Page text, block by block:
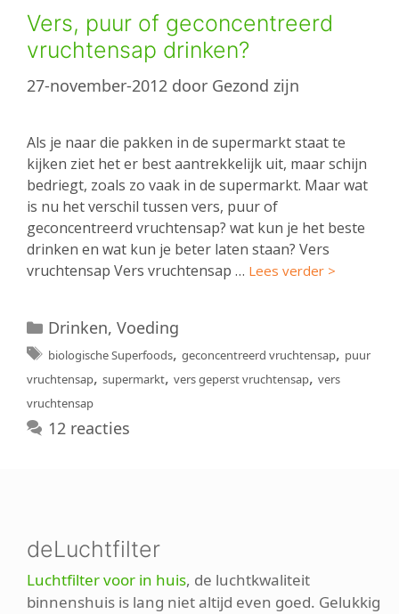
Vers, puur of geconcentreerd
vruchtensap drinken?
27-november-2012 door Gezond zijn
Als je naar die pakken in de supermarkt staat te
kijken ziet het er best aantrekkelijk uit, maar schijn
bedriegt, zoals zo vaak in de supermarkt. Maar wat
is nu het verschil tussen vers, puur of
geconcentreerd vruchtensap? wat kun je het beste
drinken en wat kun je beter laten staan? Vers
vruchtensap Vers vruchtensap … Lees verder >
Categorieën
Drinken, Voeding
Tags
biologische Superfoods, geconcentreerd vruchtensap, puur
vruchtensap, supermarkt, vers geperst vruchtensap, vers
vruchtensap
12 reacties
deLuchtfilter
Luchtfilter voor in huis, de luchtkwaliteit
binnenshuis is lang niet altijd even goed. Gelukkig